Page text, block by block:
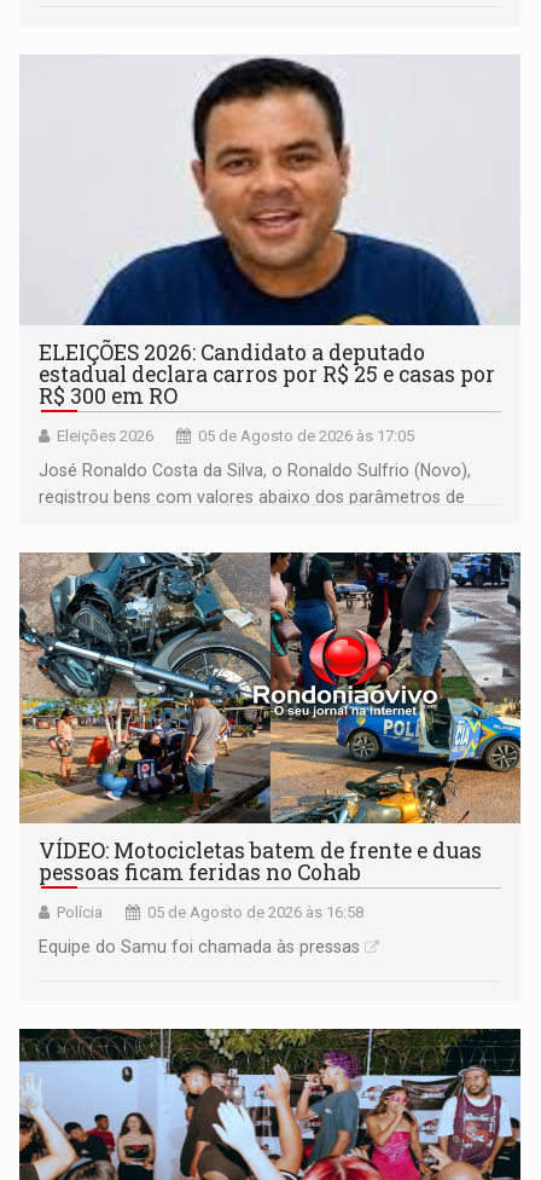
ELEIÇÕES 2026: Candidato a deputado
estadual declara carros por R$ 25 e casas por
R$ 300 em RO
Eleições 2026 05 de Agosto de 2026 às 17:05
José Ronaldo Costa da Silva, o Ronaldo Sulfrio (Novo),
registrou bens com valores abaixo dos parâmetros de
milhões
VÍDEO: Motocicletas batem de frente e duas
pessoas ficam feridas no Cohab
Polícia 05 de Agosto de 2026 às 16:58
Equipe do Samu foi chamada às pressas